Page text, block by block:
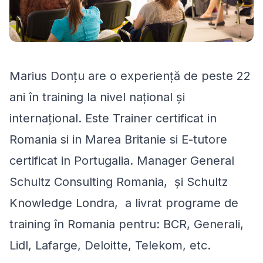
Marius Donţu are o experienţă de peste 22
ani în training la nivel naţional şi
internaţional. Este Trainer certificat in
Romania si in Marea Britanie si E-tutore
certificat in Portugalia. Manager General
Schultz Consulting Romania, și Schultz
Knowledge Londra, a livrat programe de
training în Romania pentru: BCR, Generali,
Lidl, Lafarge, Deloitte, Telekom, etc.